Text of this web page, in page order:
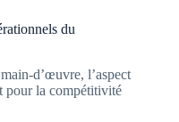
du
d’œuvre, l’aspect
pour la compétitivité